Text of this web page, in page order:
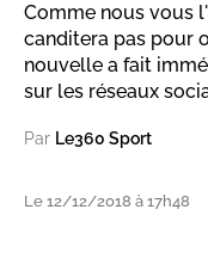
Comme nous vous
canditera pas pour
nouvelle a fait
sur les réseaux
Par Le360 Sport
Le 12/12/2018 à 17h48